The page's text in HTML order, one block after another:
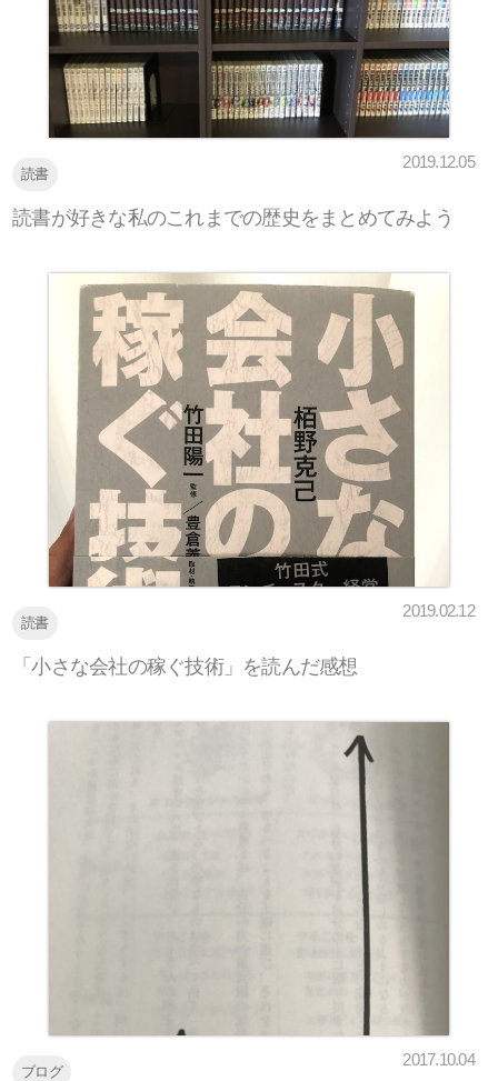
読書
2019.12.05
読書が好きな私のこれまでの歴史をまとめてみよう
読書
2019.02.12
「小さな会社の稼ぐ技術」を読んだ感想
ブログ
2017.10.04